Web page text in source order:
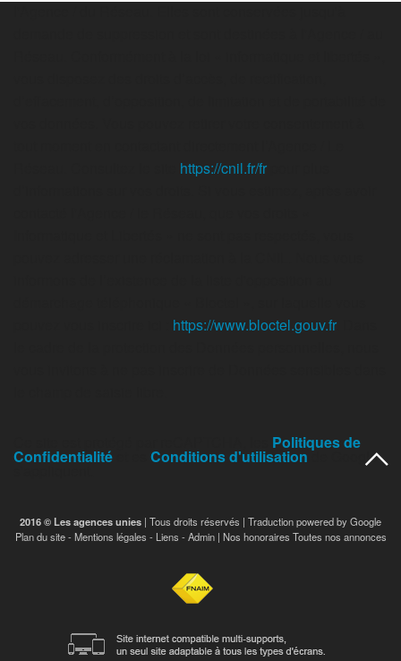
https://cnil.fr/fr
https://www.bloctel.gouv.fr. Dans
Politiques de
Confidentialité Conditions d'utilisation de Google
2016 © Les agences unies | Tous droits réservés | Traduction powered by Google
Plan du site- Mentions légales - Liens - Admin| Nos honoraires Toutes nos annonces